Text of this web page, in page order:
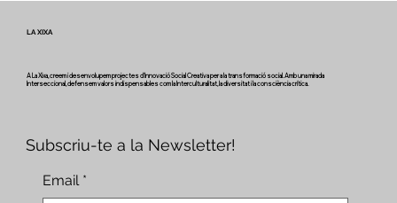
LA XIXA
A La Xixa, creem i desenvolupem projectes d'Innovació Social Creativa per a la transformació social. Amb una mirada
Interseccional, defensem valors indispensables com la Interculturalitat, la diversitat i la consciència crítica.
Subscriu-te a la Newsletter!
Email *